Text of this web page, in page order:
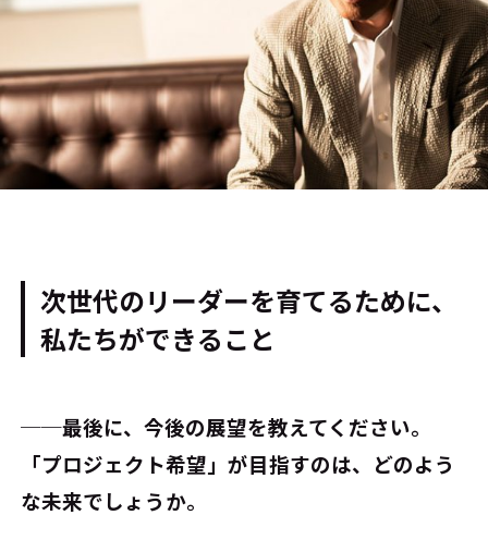
次世代のリーダーを育てるために、
私たちができること
──最後に、今後の展望を教えてください。
「プロジェクト希望」が目指すのは、どのよう
な未来でしょうか。